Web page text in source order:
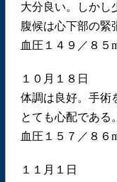
大分良い。しかし
腹候は心下部の緊
血圧１４９／８５
１０月１８日
体調は良好。手術
とても心配である
血圧１５７／８６
１１月１日